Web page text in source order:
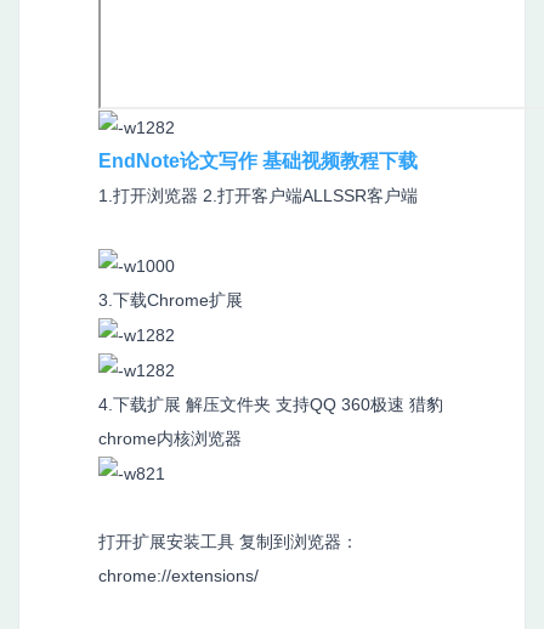
EndNote论文写作 基础视频教程下载
1.打开浏览器 2.打开客户端ALLSSR客户端
3.下载Chrome扩展
4.下载扩展 解压文件夹 支持QQ 360极速 猎豹
chrome内核浏览器
打开扩展安装工具 复制到浏览器：
chrome://extensions/